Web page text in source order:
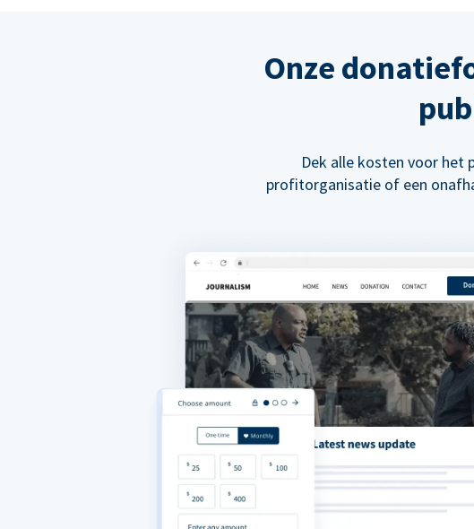
Onze
Dek alle kosten voor het
profitorganisatie of een